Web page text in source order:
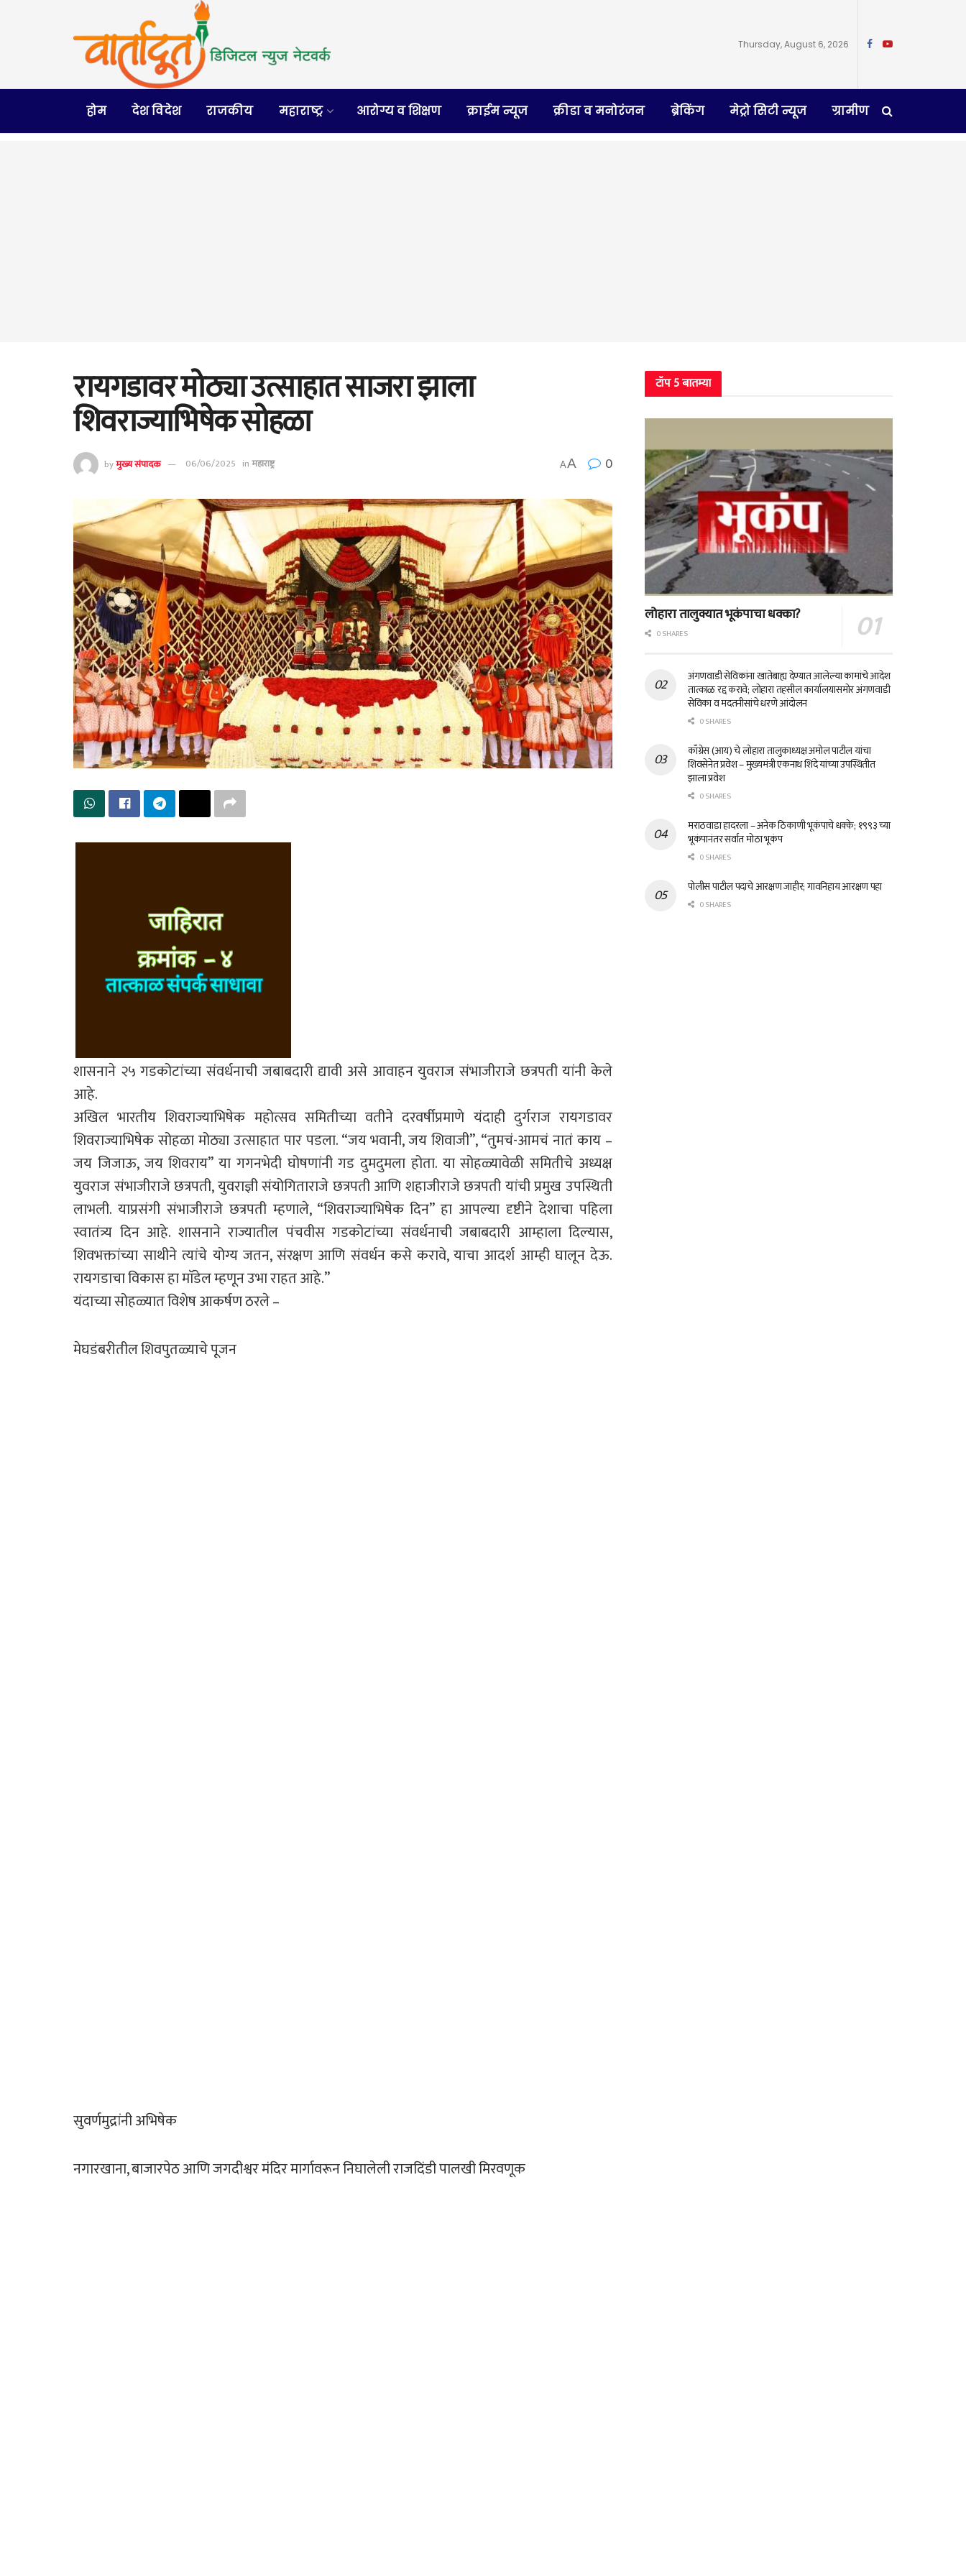
Thursday, August 6, 2026
होम देश विदेश राजकीय महाराष्ट्र आरोग्य व शिक्षण क्राईम न्यूज क्रीडा व मनोरंजन ब्रेकिंग मेट्रो सिटी न्यूज ग्रामीण
रायगडावर मोठ्या उत्साहात साजरा झाला
शिवराज्याभिषेक सोहळा
byमुख्य संपादक 06/06/2025 inमहाराष्ट्र AA 0
शासनाने २५ गडकोटांच्या संवर्धनाची जबाबदारी द्यावी असे आवाहन युवराज संभाजीराजे छत्रपती यांनी केले
आहे.
अखिल भारतीय शिवराज्याभिषेक महोत्सव समितीच्या वतीने दरवर्षीप्रमाणे यंदाही दुर्गराज रायगडावर
शिवराज्याभिषेक सोहळा मोठ्या उत्साहात पार पडला. “जय भवानी, जय शिवाजी”, “तुमचं-आमचं नातं काय –
जय जिजाऊ, जय शिवराय” या गगनभेदी घोषणांनी गड दुमदुमला होता. या सोहळ्यावेळी समितीचे अध्यक्ष
युवराज संभाजीराजे छत्रपती, युवराज्ञी संयोगिताराजे छत्रपती आणि शहाजीराजे छत्रपती यांची प्रमुख उपस्थिती
लाभली. याप्रसंगी संभाजीराजे छत्रपती म्हणाले, “शिवराज्याभिषेक दिन” हा आपल्या दृष्टीने देशाचा पहिला
स्वातंत्र्य दिन आहे. शासनाने राज्यातील पंचवीस गडकोटांच्या संवर्धनाची जबाबदारी आम्हाला दिल्यास,
शिवभक्तांच्या साथीने त्यांचे योग्य जतन, संरक्षण आणि संवर्धन कसे करावे, याचा आदर्श आम्ही घालून देऊ.
रायगडाचा विकास हा माॅडेल म्हणून उभा राहत आहे.”
यंदाच्या सोहळ्यात विशेष आकर्षण ठरले –
मेघडंबरीतील शिवपुतळ्याचे पूजन
सुवर्णमुद्रांनी अभिषेक
नगारखाना, बाजारपेठ आणि जगदीश्वर मंदिर मार्गावरून निघालेली राजदिंडी पालखी मिरवणूक
टॉप 5 बातम्या
लोहारा तालुक्यात भूकंपाचा धक्का?
0 SHARES
अंगणवाडी सेविकांना खातेबाह्य देण्यात आलेल्या कामांचे आदेश
तात्काळ रद्द करावे; लोहारा तहसील कार्यालयासमोर अंगणवाडी
सेविका व मदतनीसांचे धरणे आंदोलन
0 SHARES
काँग्रेस (आय) चे लोहारा तालुकाध्यक्ष अमोल पाटील यांचा
शिवसेनेत प्रवेश – मुख्यमंत्री एकनाथ शिंदे यांच्या उपस्थितीत
झाला प्रवेश
0 SHARES
मराठवाडा हादरला – अनेक ठिकाणी भूकंपाचे धक्के; १९९३ च्या
भूकंपानंतर सर्वात मोठा भूकंप
0 SHARES
पोलीस पाटील पदाचे आरक्षण जाहीर; गावनिहाय आरक्षण पहा
0 SHARES